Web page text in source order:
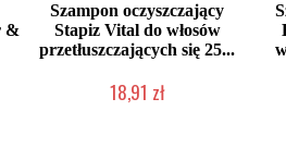
&
Szampon oczyszczający
Stapiz Vital do włosów
przetłuszczających się 25...
18,91 zł